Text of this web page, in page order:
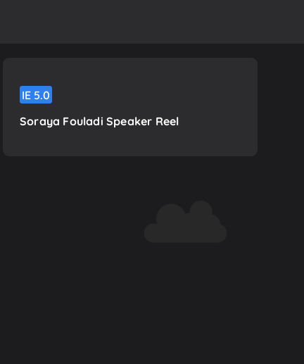
IE 5.0
Soraya Fouladi Speaker Reel